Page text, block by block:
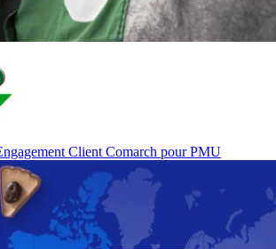
Client Comarch pour PMU